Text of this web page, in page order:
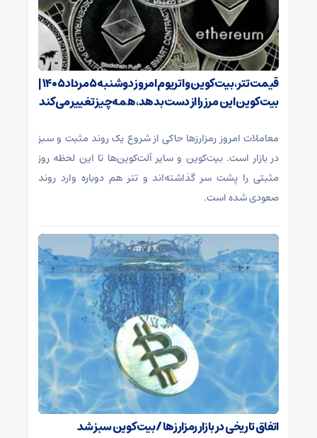
قیمت تتر، بیت‌کوین و اتریوم امروز دوشنبه ۵ مرداد ۱۴۰۵ |
بیت‌کوین این مرز را از دست بدهد، همه‌چیز تغییر می‌کند
معاملات امروز رمزارز‌ها حاکی از شروع یک روند مثبت و سبز
در بازار است. بیت‌کوین و سایر آلت‌کوین‌ها تا این لحظه روز
مثبتی را پشت سر گذاشته‌اند و تتر هم دوباره وارد روند
صعودی شده است.
اتفاق تاریخی در بازار رمزارزها / بیت‌کوین سبز شد